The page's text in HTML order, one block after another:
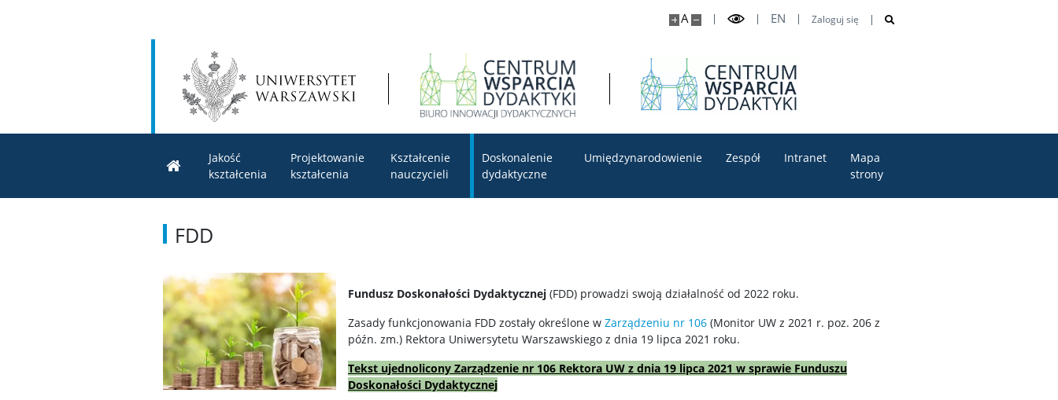
A EN Zaloguj się
Jakość
kształcenia
Projektowanie
kształcenia
Kształcenie
nauczycieli
Doskonalenie
dydaktyczne
Umiędzynarodowienie Zespół Intranet
Mapa
strony
FDD
Fundusz Doskonałości Dydaktycznej (FDD) prowadzi swoją działalność od 2022 roku.
Zasady funkcjonowania FDD zostały określone w Zarządzeniu nr 106 (Monitor UW z 2021 r. poz. 206 z
późn. zm.) Rektora Uniwersytetu Warszawskiego z dnia 19 lipca 2021 roku.
Tekst ujednolicony Zarządzenie nr 106 Rektora UW z dnia 19 lipca 2021 w sprawie Funduszu
Doskonałości Dydaktycznej